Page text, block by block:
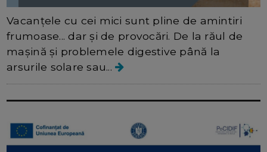
Vacanțele cu cei mici sunt pline de amintiri
frumoase... dar și de provocări. De la răul de
mașină și problemele digestive până la
arsurile solare sau...